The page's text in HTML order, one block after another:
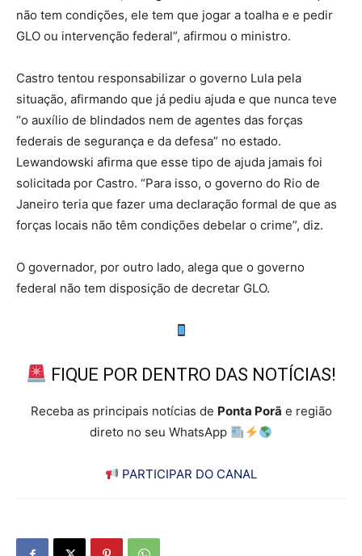
não tem condições, ele tem que jogar a toalha e e pedir
GLO ou intervenção federal”, afirmou o ministro.
Castro tentou responsabilizar o governo Lula pela
situação, afirmando que já pediu ajuda e que nunca teve
“o auxílio de blindados nem de agentes das forças
federais de segurança e da defesa” no estado.
Lewandowski afirma que esse tipo de ajuda jamais foi
solicitada por Castro. “Para isso, o governo do Rio de
Janeiro teria que fazer uma declaração formal de que as
forças locais não têm condições debelar o crime”, diz.
O governador, por outro lado, alega que o governo
federal não tem disposição de decretar GLO.
FIQUE POR DENTRO DAS NOTÍCIAS!
Receba as principais notícias de Ponta Porã e região
direto no seu WhatsApp
PARTICIPAR DO CANAL